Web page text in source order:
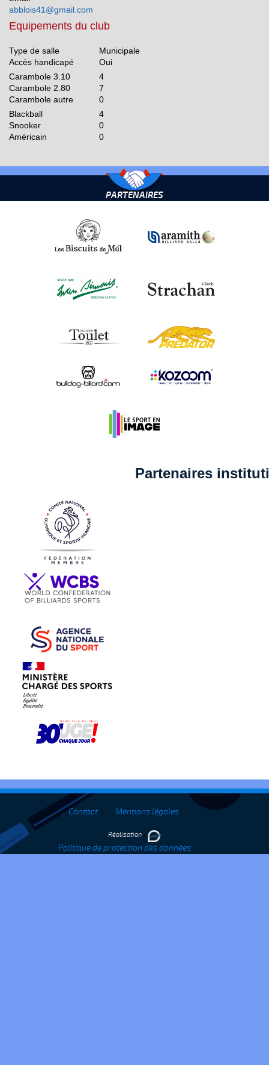
abblois41@gmail.com
Equipements du club
Type de salle
Municipale
Accès handicapé
Oui
Carambole 3.10
4
Carambole 2.80
7
Carambole autre
0
Blackball
4
Snooker
0
Américain
0
PARTENAIRES
Partenaires
Contact Mentions légales
Politique de protection des données
Réalisation